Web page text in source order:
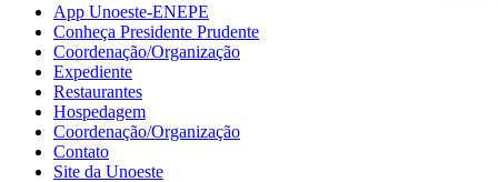
App Unoeste-ENEPE
Conheça Presidente Prudente
Coordenação/Organização
Expediente
Restaurantes
Hospedagem
Coordenação/Organização
Contato
Site da Unoeste